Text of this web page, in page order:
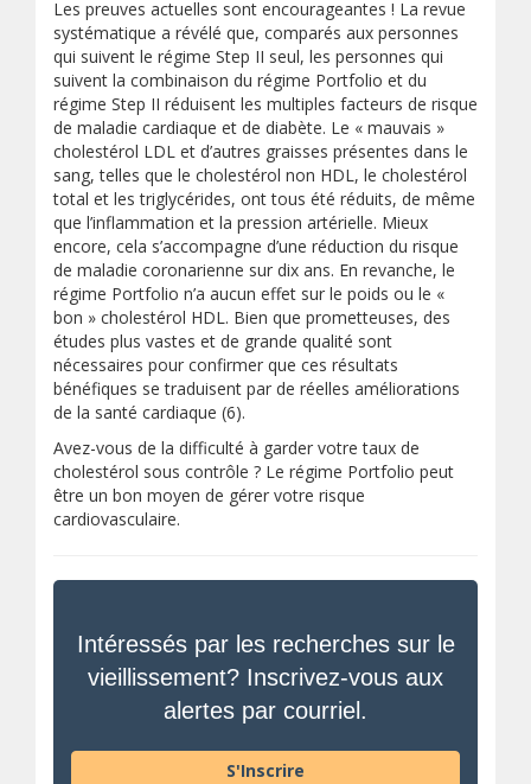
Les preuves actuelles sont encourageantes ! La revue
systématique a révélé que, comparés aux personnes
qui suivent le régime Step II seul, les personnes qui
suivent la combinaison du régime Portfolio et du
régime Step II réduisent les multiples facteurs de risque
de maladie cardiaque et de diabète. Le « mauvais »
cholestérol LDL et d’autres graisses présentes dans le
sang, telles que le cholestérol non HDL, le cholestérol
total et les triglycérides, ont tous été réduits, de même
que l’inflammation et la pression artérielle. Mieux
encore, cela s’accompagne d’une réduction du risque
de maladie coronarienne sur dix ans. En revanche, le
régime Portfolio n’a aucun effet sur le poids ou le «
bon » cholestérol HDL. Bien que prometteuses, des
études plus vastes et de grande qualité sont
nécessaires pour confirmer que ces résultats
bénéfiques se traduisent par de réelles améliorations
de la santé cardiaque (6).
Avez-vous de la difficulté à garder votre taux de
cholestérol sous contrôle ? Le régime Portfolio peut
être un bon moyen de gérer votre risque
cardiovasculaire.
Intéressés par les recherches sur le
vieillissement? Inscrivez-vous aux
alertes par courriel.
S'Inscrire